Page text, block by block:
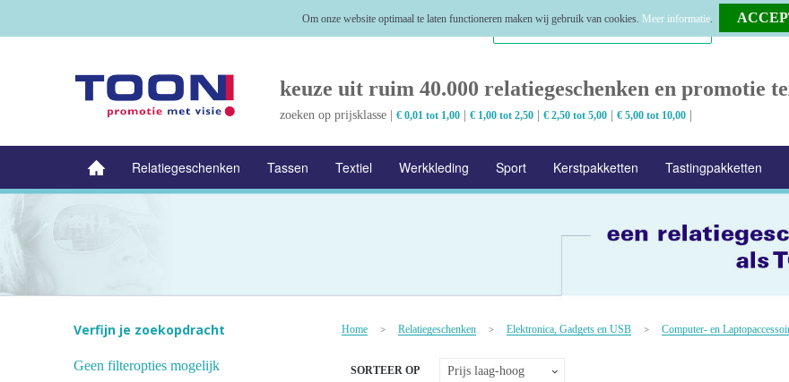
keuze uit ruim 40.000 relatiegeschenken en promotie
zoeken op prijsklasse | € 0,01 tot 1,00| € 1,00 tot 2,50| € 2,50 tot 5,00| € 5,00 tot 10,00|
Relatiegeschenken Tassen Textiel Werkkleding Sport Kerstpakketten Tastingpakketten
Verfijn je zoekopdracht
Geen filteropties mogelijk
Home > Relatiegeschenken > Elektronica, Gadgets en USB > Computer- en
SORTEER OP
Om onze website optimaal te laten functioneren maken wij gebruik van cookies. Meer informatie.